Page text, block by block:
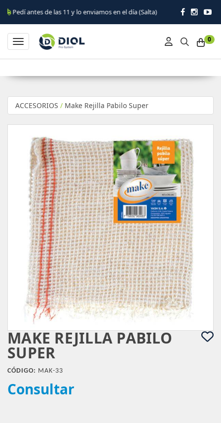
de las 11 y lo enviamos en el día (Salta)
0
Toggle navigation
ACCESORIOS / Make Rejilla Pabilo Super
MAKE REJILLA PABILO
SUPER
CÓDIGO: MAK-33
Consultar